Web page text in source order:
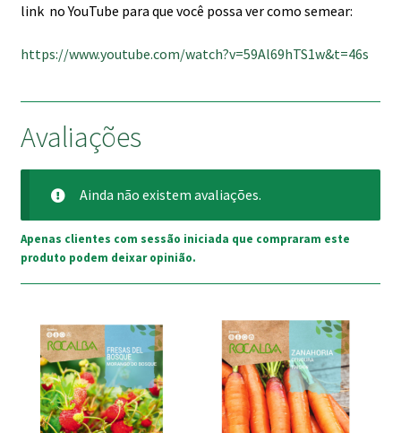
link no YouTube para que você possa ver como semear:
https://www.youtube.com/watch?v=59Al69hTS1w&t=46s
Avaliações
Ainda não existem avaliações.
Apenas clientes com sessão iniciada que compraram este
produto podem deixar opinião.